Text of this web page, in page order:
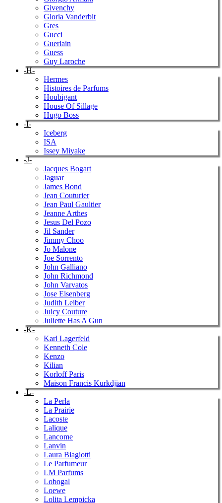
Givenchy
Gloria Vanderbit
Gres
Gucci
Guerlain
Guess
Guy Laroche
-H-
Hermes
Histoires de Parfums
Houbigant
House Of Sillage
Hugo Boss
-I-
Iceberg
ISA
Issey Miyake
-J-
Jacques Bogart
Jaguar
James Bond
Jean Couturier
Jean Paul Gaultier
Jeanne Arthes
Jesus Del Pozo
Jil Sander
Jimmy Choo
Jo Malone
Joe Sorrento
John Galliano
John Richmond
John Varvatos
Jose Eisenberg
Judith Leiber
Juicy Couture
Juliette Has A Gun
-K-
Karl Lagerfeld
Kenneth Cole
Kenzo
Kilian
Korloff Paris
Maison Francis Kurkdjian
-L-
La Perla
La Prairie
Lacoste
Lalique
Lancome
Lanvin
Laura Biagiotti
Le Parfumeur
LM Parfums
Lobogal
Loewe
Lolita Lempicka